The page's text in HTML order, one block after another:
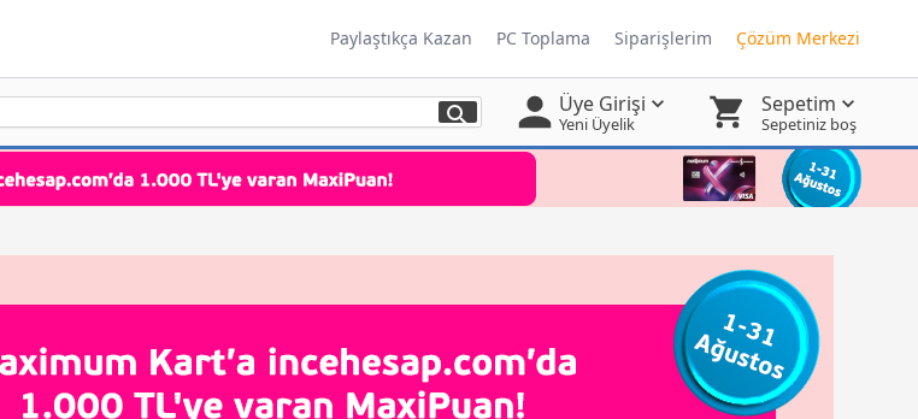
Paylaştıkça Kazan PC Toplama Siparişlerim Çözüm Merkezi
Üye Girişi
Yeni Üyelik
Sepetim
Sepetiniz boş